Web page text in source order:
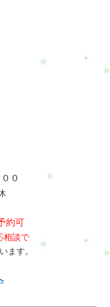
０
約可
相談で
ます。